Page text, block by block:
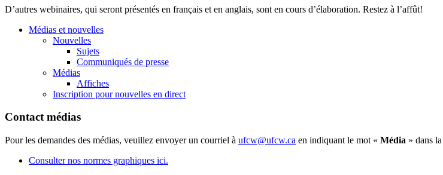
D’autres webinaires, qui seront présentés en français et en anglais, sont en cours d’élaboration. Restez à l’affût!
Médias et nouvelles
Nouvelles
Sujets
Communiqués de presse
Médias
Affiches
Inscription pour nouvelles en direct
Contact médias
Pour les demandes des médias, veuillez envoyer un courriel à ufcw@ufcw.ca en indiquant le mot « Média » dans
Consulter nos normes graphiques ici.